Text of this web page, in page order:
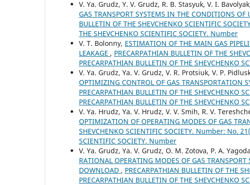
V. Ya. Grudz, Y. V. Grudz, R. B. Stasyuk, V. I.
GAS TRANSPORT SYSTEMS IN THE CONDITIONS OF
BULLETIN OF THE SHEVCHENKO SCIENTIFIC
THE SHEVCHENKO SCIENTIFIC SOCIETY. Number
V. T. Bolonny, ESTIMATION OF THE MAIN GAS
LEAKAGE , PRECARPATHIAN BULLETIN OF THE
PRECARPATHIAN BULLETIN OF THE SHEVCHENKO
V. Ya. Grudz, Ya. V. Grudz, V. R. Protsiuk, V. P.
OPTIMIZING CONTROL OF GAS TRANSPORTATION
PRECARPATHIAN BULLETIN OF THE SHEVCHENKO
PRECARPATHIAN BULLETIN OF THE SHEVCHENKO
V. Ya. Hrudz, Ya. V. Hrudz, V. V. Smih, R. V.
OPTIMIZATION OF OPERATING MODES OF GAS
SHEVCHENKO SCIENTIFIC SOCIETY. Number: No.
SCIENTIFIC SOCIETY. Number
V. Ya. Grudz, Ya. V. Grudz, O. M. Zotova, P. A.
RATIONAL OPERATING MODES OF GAS
DOWNLOAD , PRECARPATHIAN BULLETIN OF THE
PRECARPATHIAN BULLETIN OF THE SHEVCHENKO